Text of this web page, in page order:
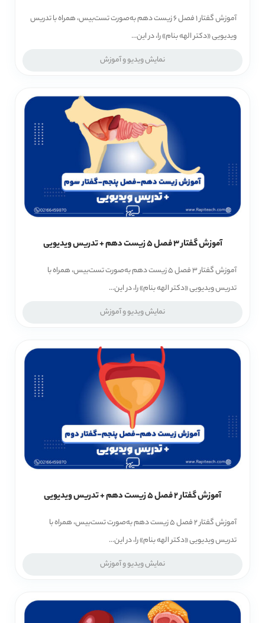
آموزش گفتار 1 فصل 6 زیست دهم به‌صورت تست‌بیس، همراه با تدریس
ویدیویی «دکتر الهه بنام» را، در این...
نمایش ویدیو و آموزش
آموزش گفتار 3 فصل 5 زیست دهم + تدریس ویدیویی
آموزش گفتار 3 فصل 5 زیست دهم به‌صورت تست‌بیس، همراه با
تدریس ویدیویی «دکتر الهه بنام» را، در این...
نمایش ویدیو و آموزش
آموزش گفتار 2 فصل 5 زیست دهم + تدریس ویدیویی
آموزش گفتار 2 فصل 5 زیست دهم به‌صورت تست‌بیس، همراه با
تدریس ویدیویی «دکتر الهه بنام» را، در این...
نمایش ویدیو و آموزش